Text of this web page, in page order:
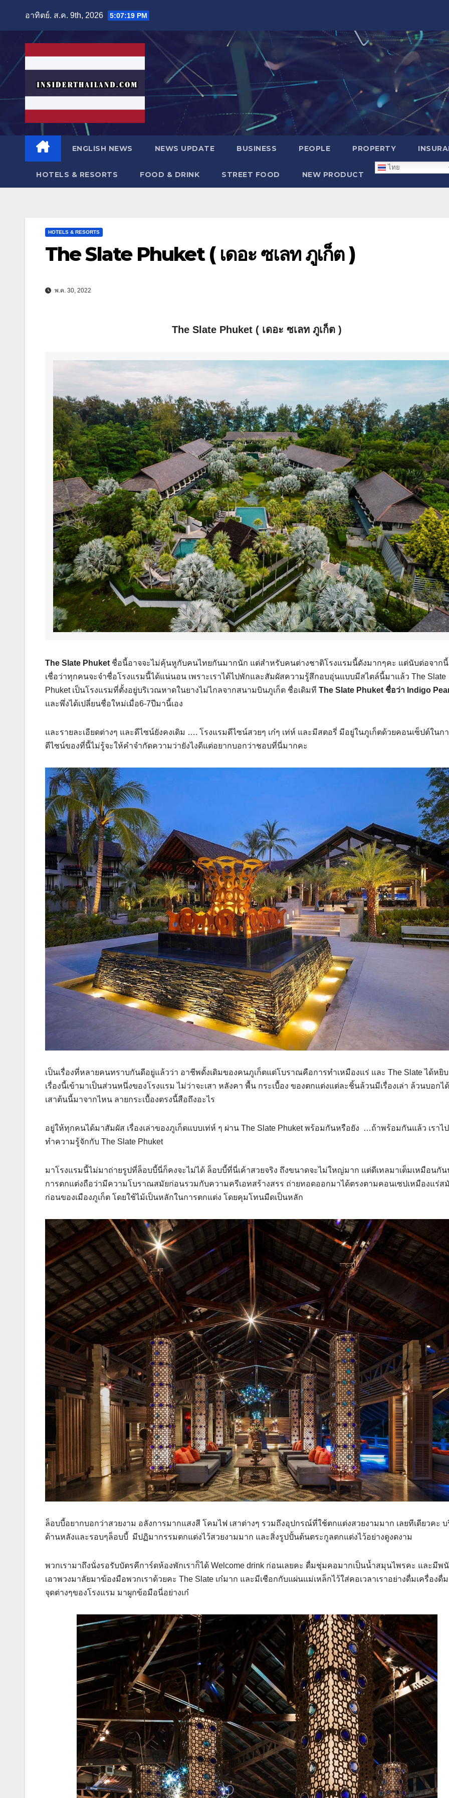
อาทิตย์. ส.ค. 9th, 2026 5:07:21 PM
ENGLISH NEWS NEWS UPDATE BUSINESS PEOPLE PROPERTY
HOTELS & RESORTS FOOD & DRINK STREET FOOD NEW PRODUCT
ไทย
HOTELS & RESORTS
The Slate Phuket ( เดอะ ซเลท ภูเก็ต )
พ.ค. 30, 2022
The Slate Phuket ( เดอะ ซเลท ภูเก็ต )
The Slate Phuket ชื่อนี้อาจจะไม่คุ้นหูกับคนไทยกันมากนัก แต่สำหรับคนต่างชาติโรงแรมนี้ดังมากๆคะ แต่นับต่อจากนี้
เชื่อว่าทุกคนจะจำชื่อโรงแรมนี้ได้แน่นอน เพราะเราได้ไปพักและสัมผัสความรู้สึกอบอุ่นแบบมีสไตล์นี้มาแล้ว The Slate
Phuket เป็นโรงแรมที่ตั้งอยู่บริเวณหาดในยางไม่ไกลจากสนามบินภูเก็ต ชื่อเดิมที The Slate Phuket ชื่อว่า Indigo
และพึ่งได้เปลี่ยนชื่อใหม่เมื่อ6-7ปีมานี้เอง
และรายละเอียดต่างๆ และดีไซน์ยังคงเดิม …. โรงแรมดีไซน์สวยๆ เก๋ๆ เท่ห์ และมีสตอรี่ มีอยู่ในภูเก็ตด้วยคอนเซ็ปต์ในก
ดีไซน์ของที่นี้ไม่รู้จะให้คำจำกัดความว่ายังไงดีแต่อยากบอกว่าชอบที่นี่มากคะ
เป็นเรื่องที่หลายคนทราบกันดีอยู่แล้วว่า อาชีพดั้งเดิมของคนภูเก็ตแต่โบราณคือการทำเหมืองแร่ และ The Slate ได้หยิ
เรื่องนี้เข้ามาเป็นส่วนหนึ่งของโรงแรม ไม่ว่าจะเสา หลังคา พื้น กระเบื้อง ของตกแต่งแต่ละชิ้นล้วนมีเรื่องเล่า ล้วนบอกไ
เสาต้นนี้มาจากไหน ลายกระเบื้องตรงนี้สือถึงอะไร
อยู่ให้ทุกคนได้มาสัมผัส เรื่องเล่าของภูเก็ตแบบเท่ห์ ๆ ผ่าน The Slate Phuket พร้อมกันหรือยัง …ถ้าพร้อมกันแล้ว เราไป
ทำความรู้จักกับ The Slate Phuket
มาโรงแรมนี้ไม่มาถ่ายรูปที่ล็อบบี้นี่ก็คงจะไม่ได้ ล็อบบี้ที่นี่เค้าสวยจริง ถึงขนาดจะไม่ใหญ่มาก แต่ดีเทลมาเต็มเหมือนกัน
การตกแต่งถือว่ามีความโบราณสมัยก่อนรวมกับความครีเอทสร้างสรร ถ่ายทอดออกมาได้ตรงตามคอนเซปเหมืองแร่ส
ก่อนของเมืองภูเก็ต โดยใช้ไม้เป็นหลักในการตกแต่ง โดยคุมโทนมืดเป็นหลัก
ล็อบบี้อยากบอกว่าสวยงาม อลังการมากแสงสี โคมไฟ เสาต่างๆ รวมถึงอุปกรณ์ที่ใช้ตกแต่งสวยงามมาก เลยทีเดียวคะ
ด้านหลังและรอบๆล็อบบี้ มีปฏิมากรรมตกแต่งไว้สวยงามมาก และสิ่งรูปปั้นต้นตระกูลตกแต่งไว้อย่างดูงดงาม
พวกเรามาถึงนั่งรอรับบัตรคีการ์ดห้องพักเราก็ได้ Welcome drink ก่อนเลยคะ ดื่มชุ่มคอมากเป็นน้ำสมุนไพรคะ และมีพ
เอาพวงมาลัยมาฆ้องมือพวกเราด้วยคะ The Slate เก๋มาก และมีเชือกกับแผ่นแม่เหล็กไว้ใส่คอเวลาเราอย่างดื่มเครื่องดื่
จุดต่างๆของโรงแรม มาผูกข้อมือนี่อย่างเก๋